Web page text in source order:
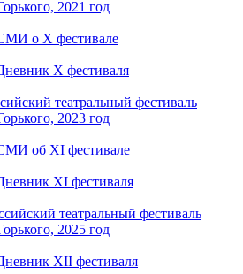
2021 год
о X фестивале
X фестиваля
театральный фестиваль
2023 год
об XI фестивале
XI фестиваля
театральный фестиваль
2025 год
XII фестиваля